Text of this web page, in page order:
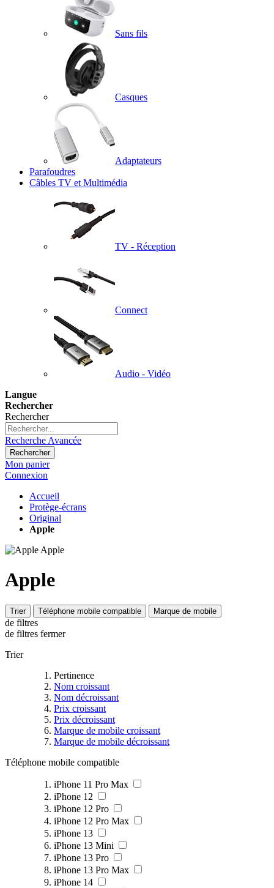
Sans fils
Casques
Adaptateurs
Parafoudres
Câbles TV et Multimédia
TV - Réception
Connect
Audio - Vidéo
Langue
Rechercher
Rechercher
Recherche Avancée
Rechercher
Mon panier
Connexion
Accueil
Protège-écrans
Original
Apple
Apple
Trier Téléphone mobile compatible Marque de mobile
de filtres
de filtres fermer
Trier
Pertinence
Nom croissant
Nom décroissant
Prix croissant
Prix décroissant
Marque de mobile croissant
Marque de mobile décroissant
Téléphone mobile compatible
iPhone 11 Pro Max
iPhone 12
iPhone 12 Pro
iPhone 12 Pro Max
iPhone 13
iPhone 13 Mini
iPhone 13 Pro
iPhone 13 Pro Max
iPhone 14